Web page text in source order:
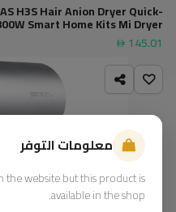
H3S Hair Anion Dryer Quick-
Smart Home Kits Mi Dryer
145.01
معلومات التوفر
the website but this product is
available in the shop.